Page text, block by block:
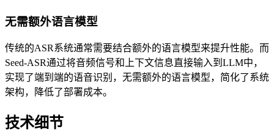
无需额外语言模型
传统的ASR系统通常需要结合额外的语言模型来提升性能。而
Seed-ASR通过将音频信号和上下文信息直接输入到LLM中，
实现了端到端的语音识别，无需额外的语言模型，简化了系统
架构，降低了部署成本。
技术细节